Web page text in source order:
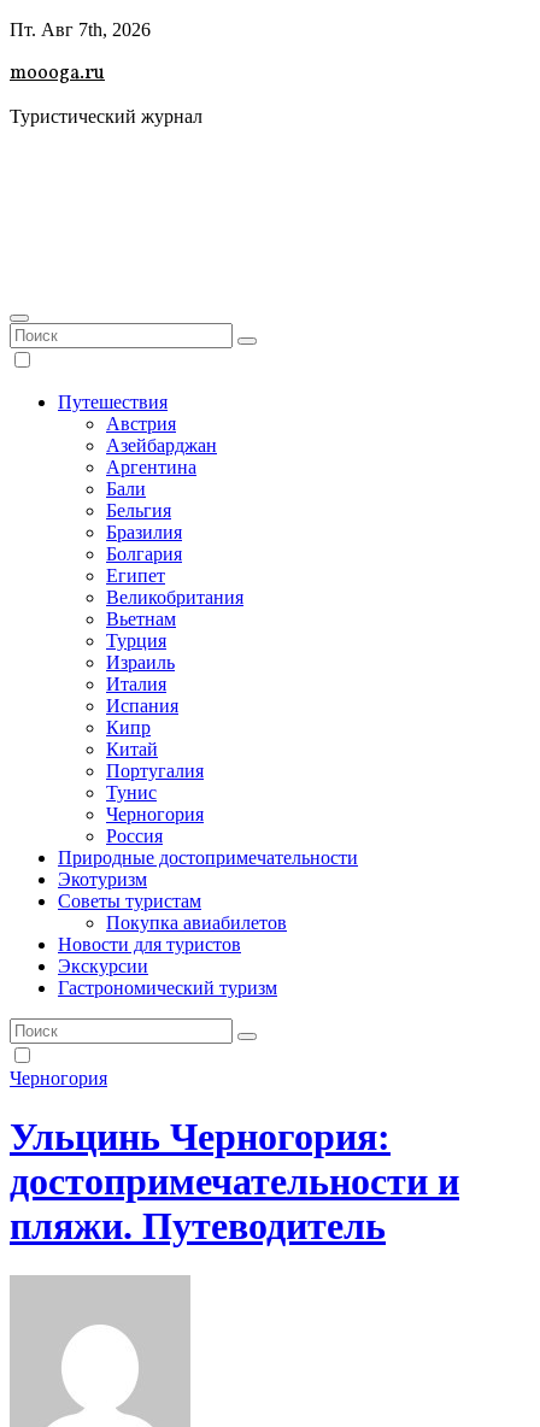
Пт. Авг 7th, 2026
moooga.ru
Туристический журнал
Путешествия
Австрия
Азейбарджан
Аргентина
Бали
Бельгия
Бразилия
Болгария
Египет
Великобритания
Вьетнам
Турция
Израиль
Италия
Испания
Кипр
Китай
Португалия
Тунис
Черногория
Россия
Природные достопримечательности
Экотуризм
Советы туристам
Покупка авиабилетов
Новости для туристов
Экскурсии
Гастрономический туризм
Черногория
Ульцинь Черногория:
достопримечательности и
пляжи. Путеводитель